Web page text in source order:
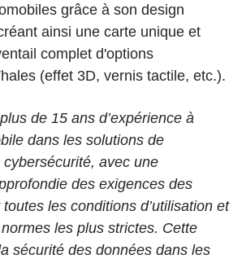
grâce à son design
ainsi une carte unique et
complet d'options
(effet 3D, vernis tactile, etc.).
de 15 ans d’expérience à
dans les solutions de
avec une
des exigences des
les conditions d’utilisation et
les plus strictes. Cette
sécurité des données dans les